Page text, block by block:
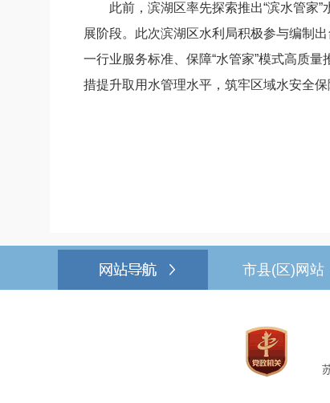
此前，滨湖区率先探索推出“滨水管家”
展阶段。此次滨湖区水利局积极参与编制
一行业服务标准、保障“水管家”模式高质
措提升取用水管理水平，筑牢区域水安全保
市县(区)网站